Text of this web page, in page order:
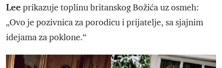
Leeprikazuje toplinu britanskog Božića uz osmeh:
„Ovo je pozivnica za porodicu i prijatelje, sa sjajnim
idejama za poklone.“